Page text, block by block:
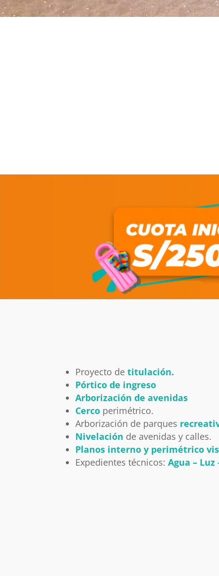
Proyecto detitulación.
Pórtico de ingreso
Arborización de avenidas
Cerco perimétrico.
Arborización de parques
Nivelación de avenidas y calles.
Planos interno y perimétrico
Expedientes técnicos:Agua – Luz